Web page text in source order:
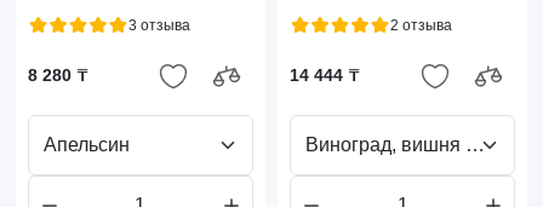
3 отзыва
8 280 ₸
Апельсин
2 отзыва
14 444 ₸
Виноград, вишня и апельсин